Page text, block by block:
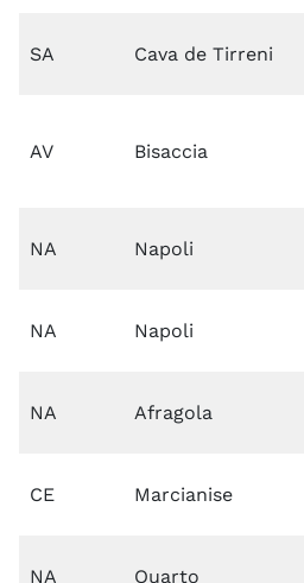
SA Cava de Tirreni
AV Bisaccia
NA Napoli
NA Napoli
NA Afragola
CE Marcianise
NA Quarto